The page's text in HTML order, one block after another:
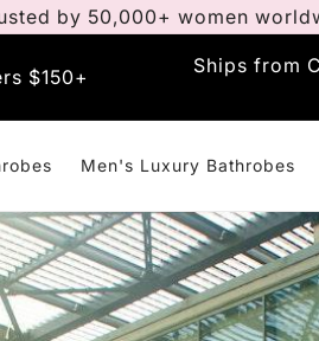
by 50,000+ women
$150+
Ships from
Men's Luxury Bathrobes